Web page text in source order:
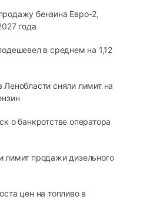
бензина Евро-2,
года
в среднем на 1,12
сняли лимит на
о банкротстве оператора
лимит продажи дизельного
цен на топливо в